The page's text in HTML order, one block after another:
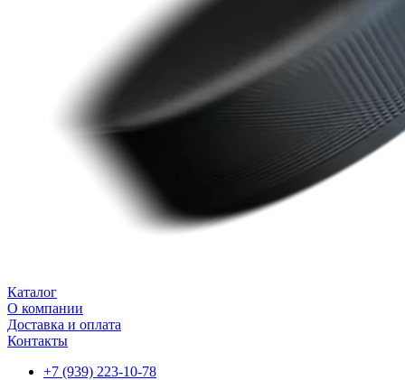
Каталог
О компании
Доставка и оплата
Контакты
+7 (939) 223-10-78